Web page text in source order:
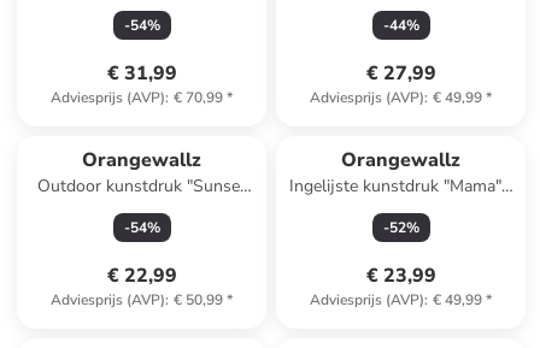
Klee - blossoming"
-54%
€ 31,99
Adviesprijs (AVP): € 70,99*
Lady''
-44%
€ 27,99
Adviesprijs (AVP): € 49,99*
Orangewallz
Outdoor kunstdruk "Sunset
Lavender Field"
-54%
€ 22,99
Adviesprijs (AVP): € 50,99*
Orangewallz
Ingelijste kunstdruk "Mama" -
(B)40 x (H)50 cm
-52%
€ 23,99
Adviesprijs (AVP): € 49,99*